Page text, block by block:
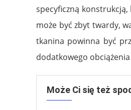
specyficzną
może być zbyt twardy,
tkanina powinna być
dodatkowego
Może Ci się też